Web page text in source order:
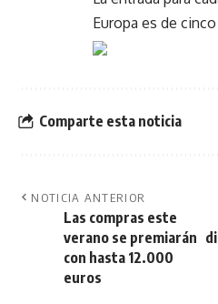
Europa es de
Comparte esta noticia
NOTICIA ANTERIOR
Las compras este
verano se premiarán
con hasta 12.000
euros